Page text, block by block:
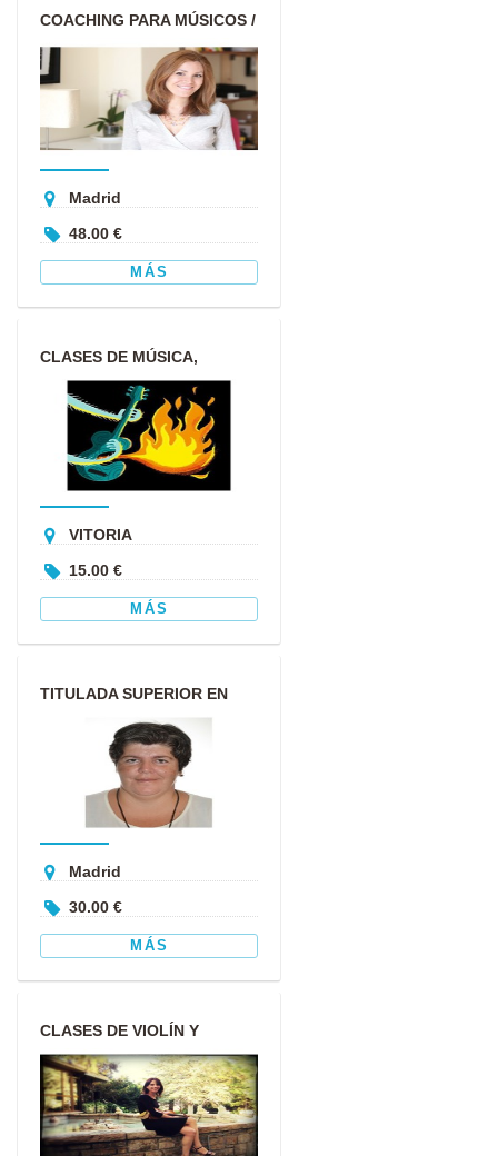
COACHING PARA MÚSICOS /
SOLUCIONA TUS
PROBLEMAS
Madrid
48.00 €
MÁS
CLASES DE MÚSICA,
GUITARRA, UKELELE,
VITORIA
15.00 €
MÁS
TITULADA SUPERIOR EN
MÚSICA EN LA
ESPECIALIDAD DE ...
Madrid
30.00 €
MÁS
CLASES DE VIOLÍN Y
LENGUAJE MUSICAL